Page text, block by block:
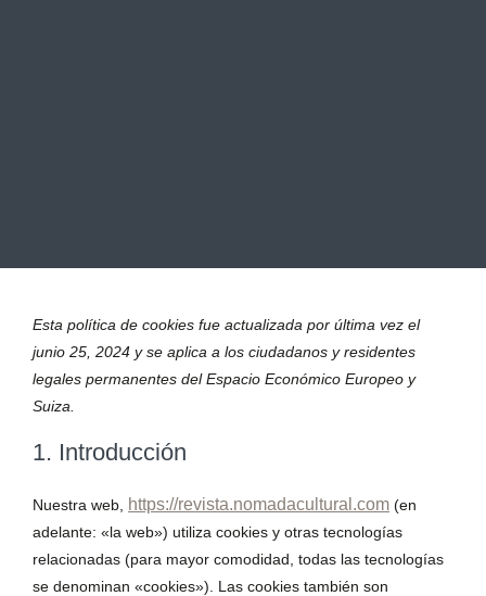
Esta política de cookies fue actualizada por última vez el
junio 25, 2024 y se aplica a los ciudadanos y residentes
legales permanentes del Espacio Económico Europeo y
Suiza.
1. Introducción
Nuestra web, https://revista.nomadacultural.com (en
adelante: «la web») utiliza cookies y otras tecnologías
relacionadas (para mayor comodidad, todas las tecnologías
se denominan «cookies»). Las cookies también son